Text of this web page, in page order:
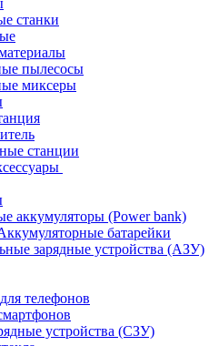
станки
пылесосы
миксеры
станции
аккумуляторы (Power bank)
батарейки
зарядные устройства (АЗУ)
телефонов
устройства (СЗУ)